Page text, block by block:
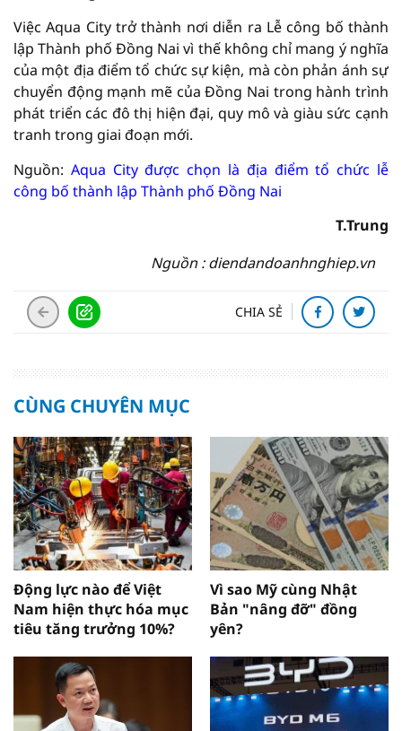
Việc Aqua City trở thành nơi diễn ra Lễ công bố thành
lập Thành phố Đồng Nai vì thế không chỉ mang ý nghĩa
của một địa điểm tổ chức sự kiện, mà còn phản ánh sự
chuyển động mạnh mẽ của Đồng Nai trong hành trình
phát triển các đô thị hiện đại, quy mô và giàu sức cạnh
tranh trong giai đoạn mới.
Nguồn: Aqua City được chọn là địa điểm tổ chức lễ
công bố thành lập Thành phố Đồng Nai
T.Trung
Nguồn : diendandoanhnghiep.vn
CHIA SẺ
CÙNG CHUYÊN MỤC
Động lực nào để Việt
Nam hiện thực hóa mục
tiêu tăng trưởng 10%?
Vì sao Mỹ cùng Nhật
Bản "nâng đỡ" đồng
yên?